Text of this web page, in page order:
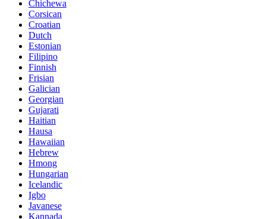
Chichewa
Corsican
Croatian
Dutch
Estonian
Filipino
Finnish
Frisian
Galician
Georgian
Gujarati
Haitian
Hausa
Hawaiian
Hebrew
Hmong
Hungarian
Icelandic
Igbo
Javanese
Kannada